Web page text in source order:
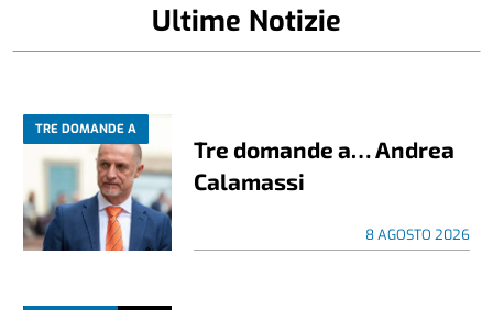
Ultime Notizie
TRE DOMANDE A
Tre domande a… Andrea
Calamassi
8 AGOSTO 2026